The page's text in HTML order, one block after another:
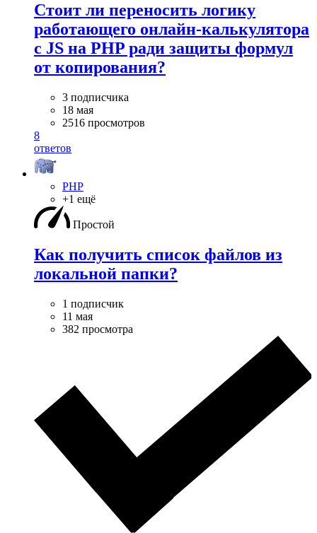
Стоит ли переносить логику
работающего онлайн-калькулятора
с JS на PHP ради защиты формул
от копирования?
3 подписчика
18 мая
2516 просмотров
8
ответов
PHP
+1 ещё
Простой
Как получить список файлов из
локальной папки?
1 подписчик
11 мая
382 просмотра